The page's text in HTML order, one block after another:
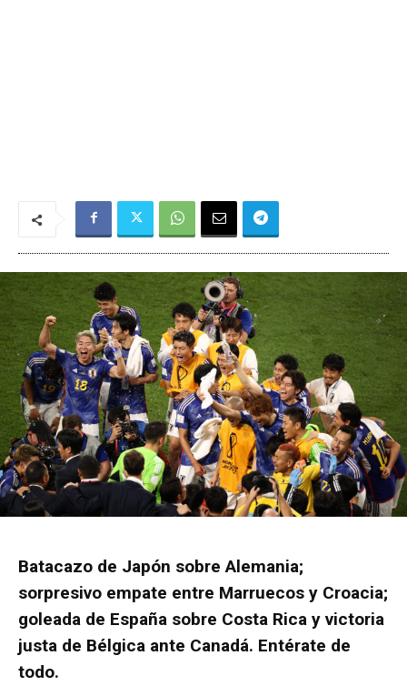
Batacazo de Japón sobre Alemania;
sorpresivo empate entre Marruecos y Croacia;
goleada de España sobre Costa Rica y victoria
justa de Bélgica ante Canadá. Entérate de
todo.